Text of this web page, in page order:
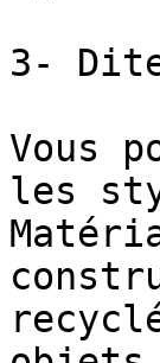
3-
Vous
les